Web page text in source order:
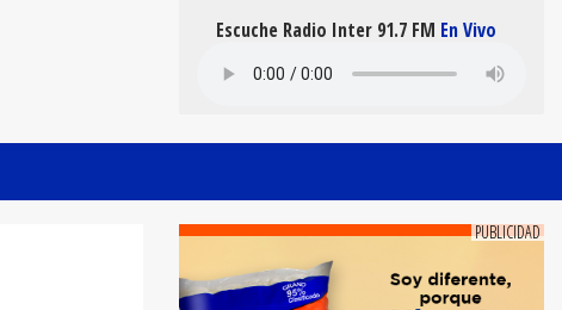
Escuche Radio Inter 91.7 FM En Vivo